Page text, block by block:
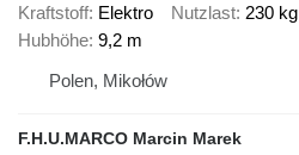
Kraftstoff Elektro Nutzlast 230 kg
Hubhöhe 9,2 m
Polen, Mikołów
F.H.U.MARCO Marcin Marek